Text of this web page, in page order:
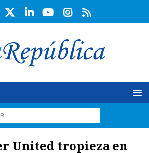
United tropieza en